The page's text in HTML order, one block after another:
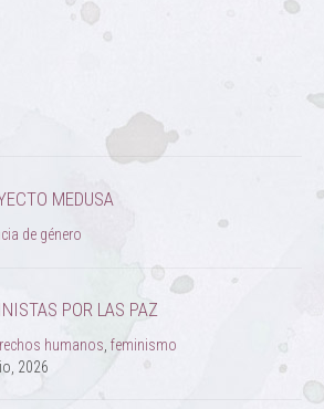
MEDUSA
de género
POR LAS PAZ
humanos feminismo
2026